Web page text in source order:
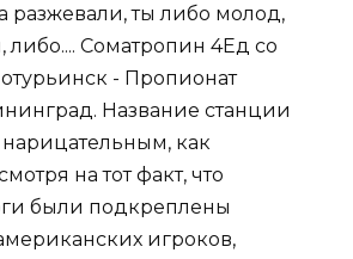
разжевали, ты либо молод,
либо.... Cоматропин 4Ед со
- Пропионат
Название станции
как
на тот факт, что
были подкреплены
игроков,